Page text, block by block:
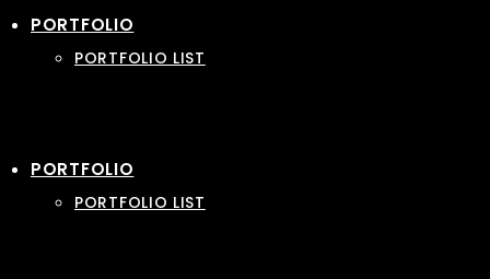
PORTFOLIO
PORTFOLIO LIST
PORTFOLIO
PORTFOLIO LIST